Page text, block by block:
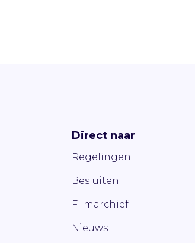
Direct naar
Regelingen
Besluiten
Filmarchief
Nieuws